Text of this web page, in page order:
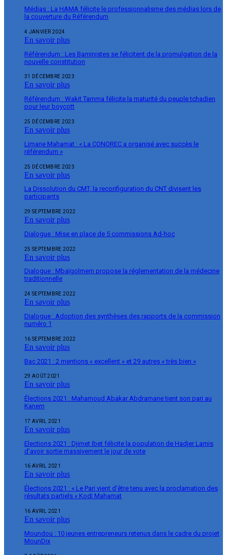
Médias : La HAMA félicite le professionnalisme des médias lors de
la couverture du Référendum
4 JANVIER 2024
En savoir plus
Référendum : Les Baministes se félicitent de la promulgation de la
nouvelle constitution
31 DÉCEMBRE 2023
En savoir plus
Référendum : Wakit Tamma félicite la maturité du peuple tchadien
pour leur boycott
25 DÉCEMBRE 2023
En savoir plus
Limane Mahamat : « La CONOREC a organisé avec succès le
référendum »
25 DÉCEMBRE 2023
En savoir plus
La Dissolution du CMT, la reconfiguration du CNT divisent les
participants
29 SEPTEMBRE 2022
En savoir plus
Dialogue : Mise en place de 5 commissions Ad-hoc
25 SEPTEMBRE 2022
En savoir plus
Dialogue : Mbaïgolmem propose la réglementation de la médecine
traditionnelle
24 SEPTEMBRE 2022
En savoir plus
Dialogue : Adoption des synthèses des rapports de la commission
numéro 1
16 SEPTEMBRE 2022
En savoir plus
Bac 2021 : 2 mentions « excellent » et 29 autres « très bien »
29 AOÛT 2021
En savoir plus
Élections 2021 : Mahamoud Abakar Abdramane tient son pari au
Kanem
17 AVRIL 2021
En savoir plus
Elections 2021 : Djimet Ibet félicite la population de Hadjer Lamis
d’avoir sortie massivement le jour de vote
16 AVRIL 2021
En savoir plus
Élections 2021 : « Le Pari vient d’être tenu avec la proclamation des
résultats partiels « Kodi Mahamat
16 AVRIL 2021
En savoir plus
Moundou : 10 jeunes entrepreneurs retenus dans le cadre du projet
MounDix